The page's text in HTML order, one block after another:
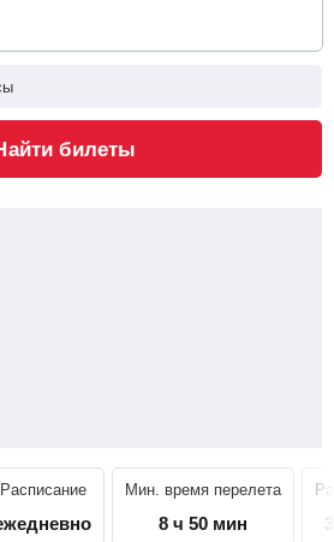
билеты
Расписание Мин. время перелета
8 ч 50 мин